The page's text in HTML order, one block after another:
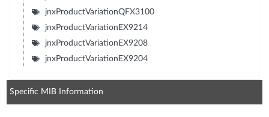
jnxProductVariationQFX3100
jnxProductVariationEX9214
jnxProductVariationEX9208
jnxProductVariationEX9204
Specific MIB Information